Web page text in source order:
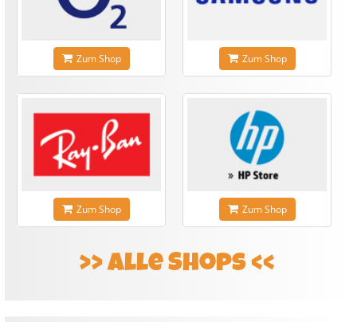
Zum Shop Zum Shop
Zum Shop Zum Shop
Alle Shops